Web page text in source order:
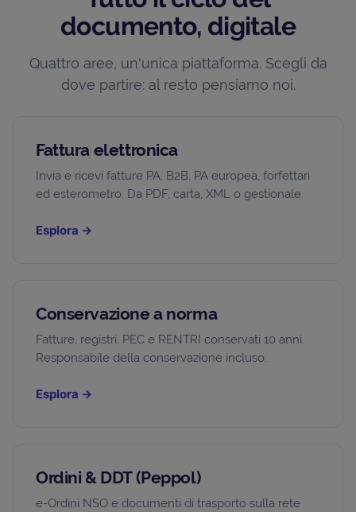
documento, digitale
Quattro aree, un'unica piattaforma. Scegli da
dove partire: al resto pensiamo noi.
Fattura elettronica
Invia e ricevi fatture PA, B2B, PA europea, forfettari
ed esterometro. Da PDF, carta, XML o gestionale.
Esplora →
Conservazione a norma
Fatture, registri, PEC e RENTRI conservati 10 anni.
Responsabile della conservazione incluso.
Esplora →
Ordini & DDT (Peppol)
e-Ordini NSO e documenti di trasporto sulla rete